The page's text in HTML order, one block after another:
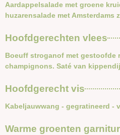
Aardappelsalade met groene
huzarensalade met Amsterdams
Hoofdgerechten vlees
Boeuff stroganof met gestoofde
champignons. Saté van
Hoofdgerecht vis
Kabeljauwwang - gegratineerd -
Warme groenten